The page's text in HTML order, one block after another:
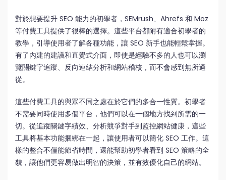
對於想要提升 SEO 能力的初學者，SEMrush、Ahrefs 和 Moz
等付費工具提供了很棒的選擇。這些平台都附有適合初學者的
教學，引導使用者了解各種功能，讓 SEO 新手也能輕鬆掌握。
有了內建的建議和直覺式介面，即使是經驗不多的人也可以瀏
覽關鍵字追蹤、反向連結分析和網站稽核，而不會感到無所適
從。
這些付費工具的與眾不同之處在於它們的多合一性質。初學者
不需要同時使用多個平台，他們可以在一個地方找到所需的一
切。從追蹤關鍵字績效、分析競爭對手到監控網站健康，這些
工具將基本功能捆綁在一起，讓使用者可以簡化 SEO 工作。這
樣的整合不僅能節省時間，還能幫助初學者看到 SEO 策略的全
貌，讓他們更容易做出明智的決策，並有效優化自己的網站。